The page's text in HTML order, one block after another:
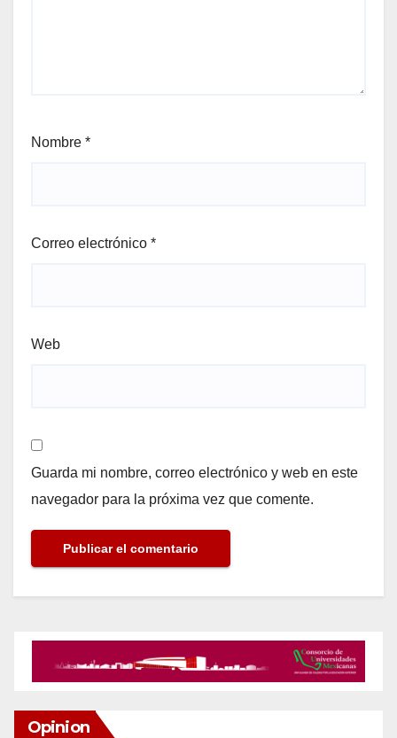
Nombre *
Correo electrónico *
Web
Guarda mi nombre, correo electrónico y web en este
navegador para la próxima vez que comente.
Opinion